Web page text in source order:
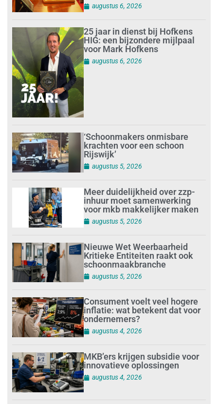
augustus 6, 2026
25 jaar in dienst bij Hofkens
HIG: een bijzondere mijlpaal
voor Mark Hofkens
augustus 6, 2026
‘Schoonmakers onmisbare
krachten voor een schoon
Rijswijk’
augustus 5, 2026
Meer duidelijkheid over zzp-
inhuur moet samenwerking
voor mkb makkelijker maken
augustus 5, 2026
Nieuwe Wet Weerbaarheid
Kritieke Entiteiten raakt ook
schoonmaakbranche
augustus 5, 2026
Consument voelt veel hogere
inflatie: wat betekent dat voor
ondernemers?
augustus 4, 2026
MKB’ers krijgen subsidie voor
innovatieve oplossingen
augustus 4, 2026